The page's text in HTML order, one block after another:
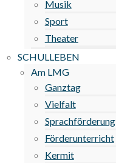
Musik
Sport
Theater
SCHULLEBEN
Am LMG
Ganztag
Vielfalt
Sprachförderung
Förderunterricht
Kermit